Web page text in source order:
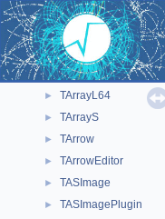
► TArrayF
► TArrayI
► TArrayIndexProducer
► TArrayL
► TArrayL64
► TArrayS
► TArrow
► TArrowEditor
► TASImage
► TASImagePlugin